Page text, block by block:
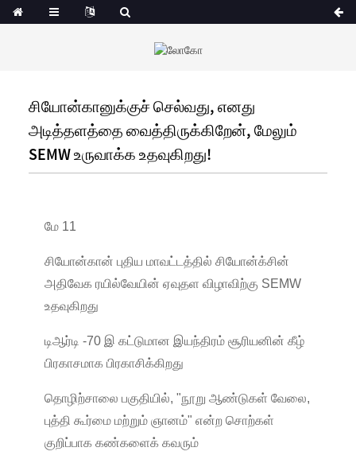
சியோன்கானுக்குச் செல்வது, எனது
அடித்தளத்தை வைத்திருக்கிறேன், மேலும்
SEMW உருவாக்க உதவுகிறது!
மே 11
சியோன்கான் புதிய மாவட்டத்தில் சியோன்க்சின்
அதிவேக ரயில்வேயின் ஏவுதள விழாவிற்கு SEMW
உதவுகிறது
டிஆர்டி -70 இ கட்டுமான இயந்திரம் சூரியனின் கீழ்
பிரகாசமாக பிரகாசிக்கிறது
தொழிற்சாலை பகுதியில், "நூறு ஆண்டுகள் வேலை,
புத்தி கூர்மை மற்றும் ஞானம்" என்ற சொற்கள்
குறிப்பாக கண்களைக் கவரும்